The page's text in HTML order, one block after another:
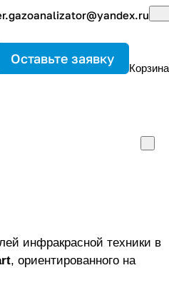
Оставьте заявку
Корзина
, ориентированного на